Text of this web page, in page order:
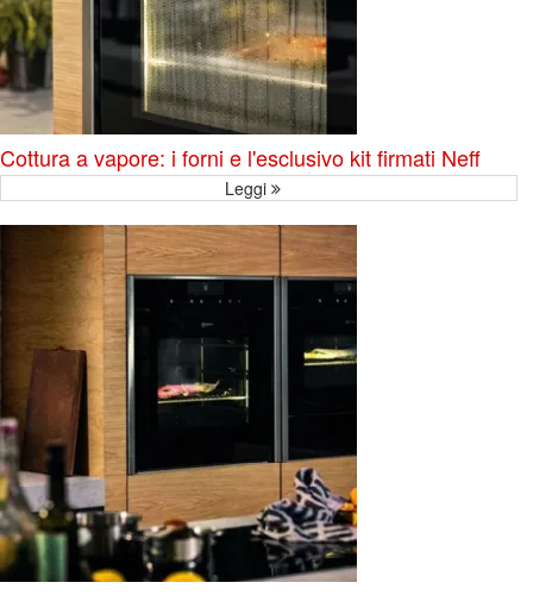
Cottura a vapore: i forni e l'esclusivo kit firmati Neff
Leggi